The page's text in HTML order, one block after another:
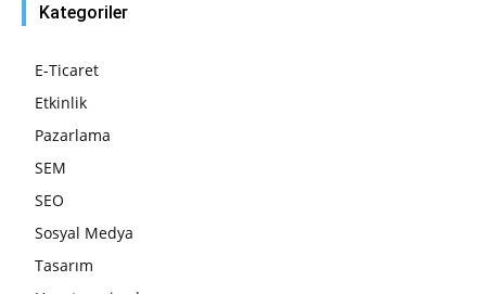
Kategoriler
E-Ticaret
Etkinlik
Pazarlama
SEM
SEO
Sosyal Medya
Tasarım